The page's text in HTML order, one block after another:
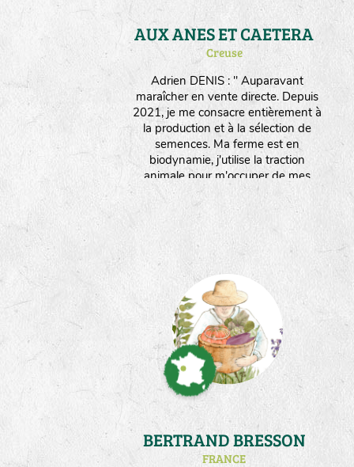
Adrien DENIS : " Auparavant
maraîcher en vente directe. Depuis
2021, je me consacre entièrement à
la production et à la sélection de
semences. Ma ferme est en
biodynamie, j'utilise la traction
animale pour m'occuper de mes
5000m² de jardins bocagers situés
en Creuse. Sur ma ferme, la
ressource en eau est limitée.Ce qui
m'oblige à réfléchir à des stratégies
d'économies d'eau,mais surtout à
adapter mes plantes au stress
hydrique."
AUX ANES ET CAETERA
Creuse
BERTRAND BRESSON
FRANCE